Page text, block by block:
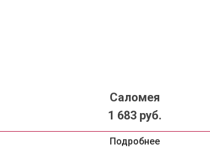
Саломея
1 683 руб.
Подробнее